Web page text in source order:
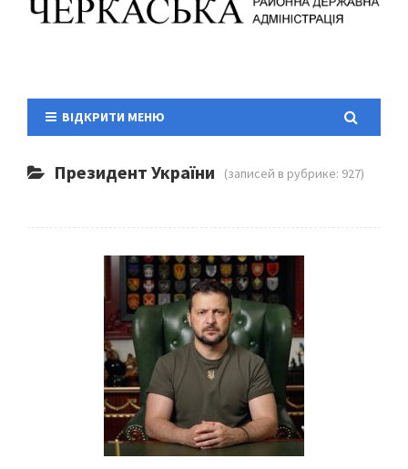
ВІДКРИТИ МЕНЮ
Президент України (записей в рубрике: 927)